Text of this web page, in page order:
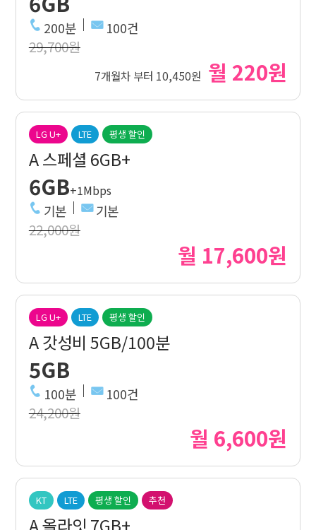
200분 100건
29,700원
7개월차 부터 10,450원 월 220원
LG U+ LTE 평생 할인
A 스페셜 6GB+
6GB+1Mbps
기본 기본
22,000원
월 17,600원
LG U+ LTE 평생 할인
A 갓성비 5GB/100분
5GB
100분 100건
24,200원
월 6,600원
KT LTE 평생 할인 추천
A 올라잇 7GB+